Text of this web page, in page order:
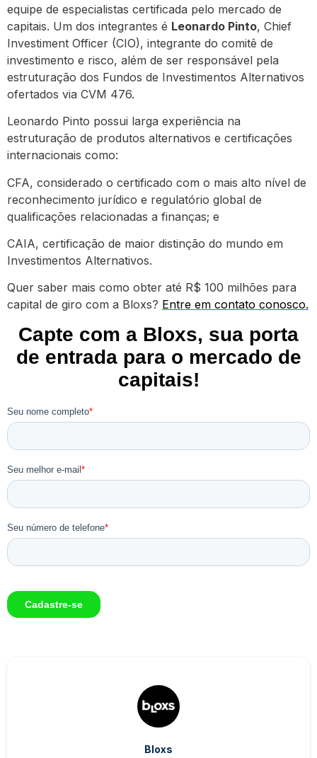
equipe de especialistas certificada pelo mercado de
capitais. Um dos integrantes é Leonardo Pinto, Chief
Investiment Officer (CIO), integrante do comitê de
investimento e risco, além de ser responsável pela
estruturação dos Fundos de Investimentos Alternativos
ofertados via CVM 476.
Leonardo Pinto possui larga experiência na
estruturação de produtos alternativos e certificações
internacionais como:
CFA, considerado o certificado com o mais alto nível de
reconhecimento jurídico e regulatório global de
qualificações relacionadas a finanças; e
CAIA, certificação de maior distinção do mundo em
Investimentos Alternativos.
Quer saber mais como obter até R$ 100 milhões para
capital de giro com a Bloxs? Entre em contato conosco.
Bloxs